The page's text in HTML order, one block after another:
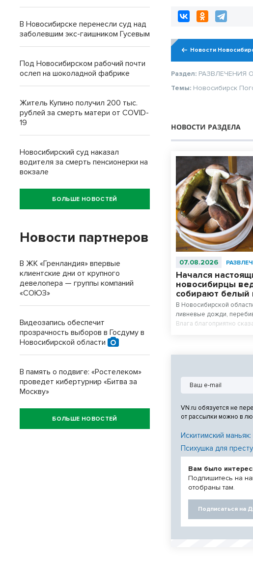
Новости
Раздел: РАЗВЛЕЧЕНИЯ
Темы: Новосибирск
НОВОСТИ РАЗДЕЛА
07.08.2026
Начался
новосибирцы
собирают белый
В Новосибирской
ливневые дожди,
Влага благоприятно
VN.ru обязуется не
от рассылки можно в
Искитимский
Психушка для
Вам было
Подпишитесь на
отобраны там.
Подписаться на
В Новосибирске перенесли суд над
заболевшим экс-гаишником Гусевым
Под Новосибирском рабочий почти
ослеп на шоколадной фабрике
Житель Купино получил 200 тыс.
рублей за смерть матери от COVID-
19
Новосибирский суд наказал
водителя за смерть пенсионерки на
вокзале
БОЛЬШЕ НОВОСТЕЙ
Новости партнеров
В ЖК «Гренландия» впервые
клиентские дни от крупного
девелопера — группы компаний
«СОЮЗ»
Видеозапись обеспечит
прозрачность выборов в Госдуму в
Новосибирской области
В память о подвиге: «Ростелеком»
проведет кибертурнир «Битва за
Москву»
БОЛЬШЕ НОВОСТЕЙ